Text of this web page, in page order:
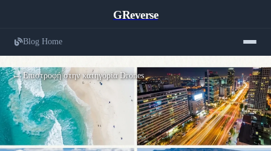
GReverse
Blog Home
← Επιστροφή στην κατηγορία Drones